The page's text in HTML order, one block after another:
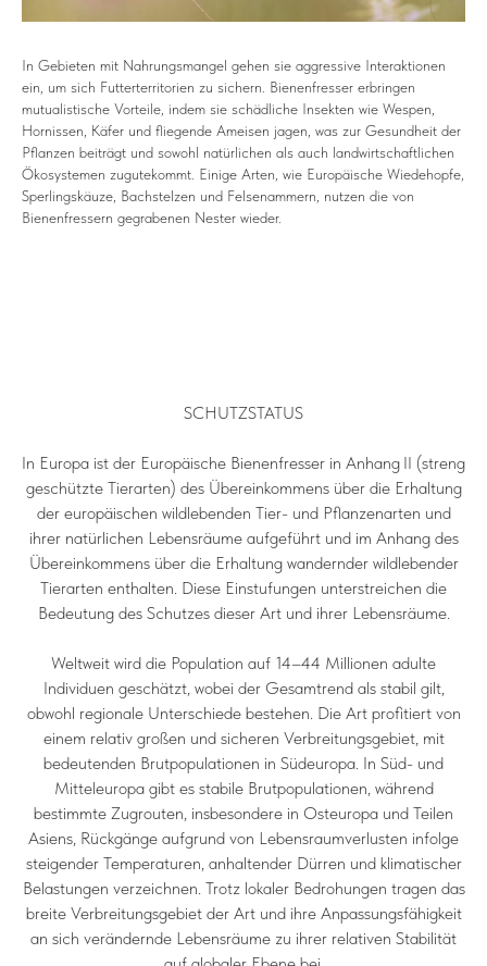
In Gebieten mit Nahrungsmangel gehen sie aggressive Interaktionen
ein, um sich Futterterritorien zu sichern. Bienenfresser erbringen
mutualistische Vorteile, indem sie schädliche Insekten wie Wespen,
Hornissen, Käfer und fliegende Ameisen jagen, was zur Gesundheit der
Pflanzen beiträgt und sowohl natürlichen als auch landwirtschaftlichen
Ökosystemen zugutekommt. Einige Arten, wie Europäische Wiedehopfe,
Sperlingskäuze, Bachstelzen und Felsenammern, nutzen die von
Bienenfressern gegrabenen Nester wieder.
SCHUTZSTATUS
In Europa ist der Europäische Bienenfresser in Anhang II (streng
geschützte Tierarten) des Übereinkommens über die Erhaltung
der europäischen wildlebenden Tier- und Pflanzenarten und
ihrer natürlichen Lebensräume aufgeführt und im Anhang des
Übereinkommens über die Erhaltung wandernder wildlebender
Tierarten enthalten. Diese Einstufungen unterstreichen die
Bedeutung des Schutzes dieser Art und ihrer Lebensräume.
Weltweit wird die Population auf 14–44 Millionen adulte
Individuen geschätzt, wobei der Gesamtrend als stabil gilt,
obwohl regionale Unterschiede bestehen. Die Art profitiert von
einem relativ großen und sicheren Verbreitungsgebiet, mit
bedeutenden Brutpopulationen in Südeuropa. In Süd- und
Mitteleuropa gibt es stabile Brutpopulationen, während
bestimmte Zugrouten, insbesondere in Osteuropa und Teilen
Asiens, Rückgänge aufgrund von Lebensraumverlusten infolge
steigender Temperaturen, anhaltender Dürren und klimatischer
Belastungen verzeichnen. Trotz lokaler Bedrohungen tragen das
breite Verbreitungsgebiet der Art und ihre Anpassungsfähigkeit
an sich verändernde Lebensräume zu ihrer relativen Stabilität